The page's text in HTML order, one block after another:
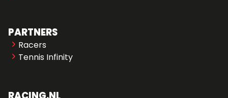
PARTNERS
Racers
Tennis Infinity